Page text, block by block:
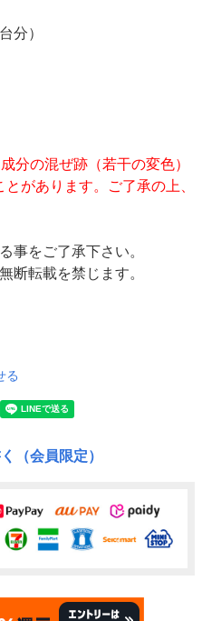
分）
分の混ぜ跡（若干の変色）
があります。ご了承の上、
事をご了承下さい。
断転載を禁じます。
る
（会員限定）